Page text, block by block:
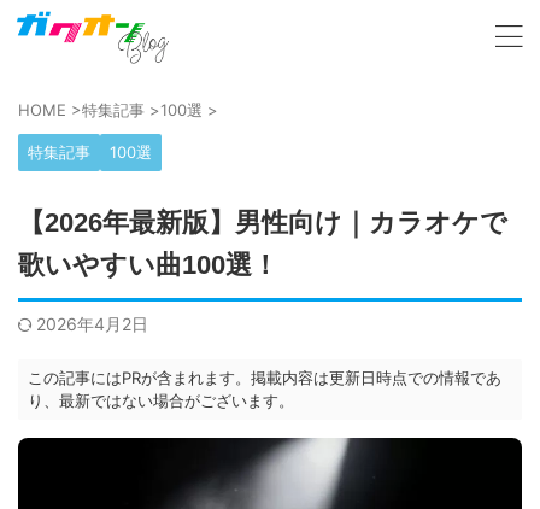
HOME >特集記事 >100選 >
特集記事 100選
【2026年最新版】男性向け｜カラオケで
歌いやすい曲100選！
2026年4月2日
この記事にはPRが含まれます。掲載内容は更新日時点での情報であ
り、最新ではない場合がございます。